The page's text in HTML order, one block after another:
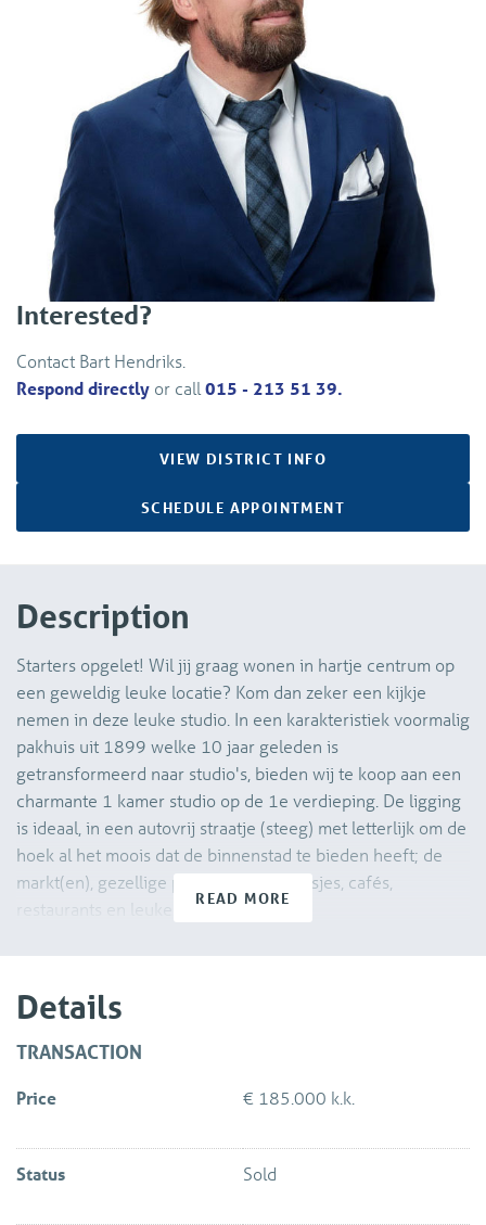
Interested?
Contact Bart Hendriks.
Respond directly or call 015 - 213 51 39.
VIEW DISTRICT INFO
SCHEDULE APPOINTMENT
Description
Starters opgelet! Wil jij graag wonen in hartje centrum op
een geweldig leuke locatie? Kom dan zeker een kijkje
nemen in deze leuke studio. In een karakteristiek voormalig
pakhuis uit 1899 welke 10 jaar geleden is
getransformeerd naar studio's, bieden wij te koop aan een
charmante 1 kamer studio op de 1e verdieping. De ligging
is ideaal, in een autovrij straatje (steeg) met letterlijk om de
hoek al het moois dat de binnenstad te bieden heeft; de
markt(en), gezellige pleintjes met terrasjes, cafés,
restaurants en leuke winkels.
De indeling is als volgt:
Begane grond:
Hoofdentree met trappenhuis naar de studio's.
1e verdieping:
en droger voor alle studio's.
READ MORE
Details
TRANSACTION
Price € 185.000 k.k.
Status Sold